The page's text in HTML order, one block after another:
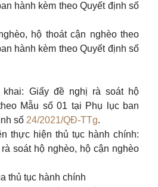
hành kèm theo Quyết định số
hộ thoát cận nghèo theo
hành kèm theo Quyết định số
Giấy đề nghị rà soát hộ
Mẫu số 01 tại Phụ lục ban
số 24/2021/QĐ-TTg.
thực hiện thủ tục hành chính:
soát hộ nghèo, hộ cận nghèo
thủ tục hành chính